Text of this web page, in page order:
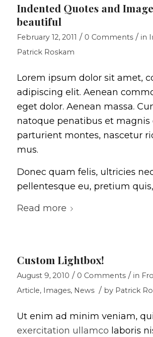
Indented Quotes and
beautiful
February 12, 2011 / 0 Comments / in
Patrick Roskam
Lorem ipsum dolor sit amet,
adipiscing elit. Aenean
eget dolor. Aenean massa.
natoque penatibus et magnis
parturient montes, nascetur
mus.
Donec quam felis, ultricies
pellentesque eu, pretium
Read more
Custom Lightbox!
August 9, 2010 / 0 Comments / in
Article, Images, News / by Patrick
Ut enim ad minim veniam,
exercitation ullamco laboris